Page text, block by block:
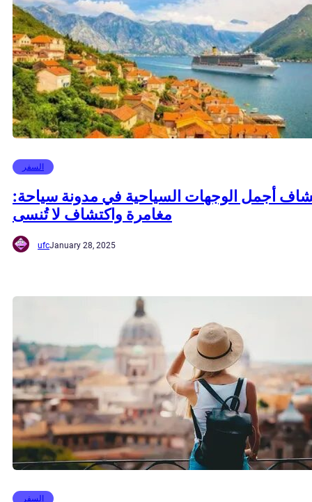
السفر
أجمل الوجهات السياحية في مدونة سياحة:
مغامرة واكتشاف لا تُنسى
ufcJanuary 28, 2025
السفر